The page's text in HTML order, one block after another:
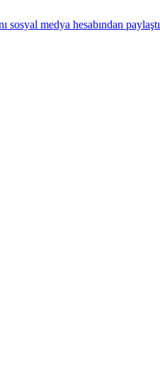
medya hesabından paylaştı